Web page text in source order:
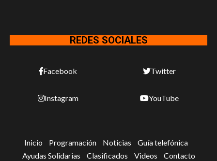
REDES SOCIALES
Facebook Twitter
Instagram YouTube
Inicio Programación Noticias
Guía telefónica
Ayudas Solidarias
Clasificados Videos Contacto